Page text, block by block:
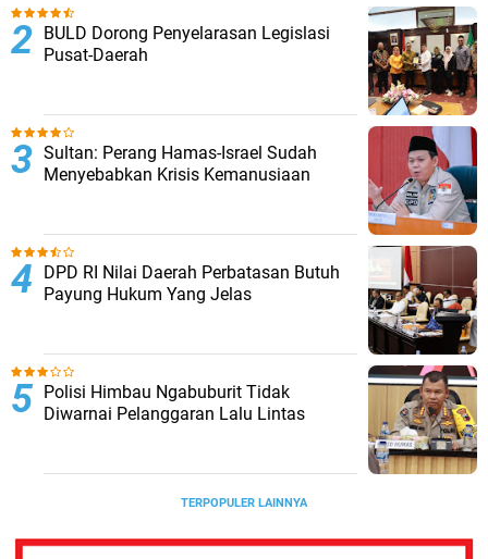
BULD Dorong Penyelarasan Legislasi
Pusat-Daerah
Sultan: Perang Hamas-Israel Sudah
Menyebabkan Krisis Kemanusiaan
DPD RI Nilai Daerah Perbatasan Butuh
Payung Hukum Yang Jelas
Polisi Himbau Ngabuburit Tidak
Diwarnai Pelanggaran Lalu Lintas
TERPOPULER LAINNYA